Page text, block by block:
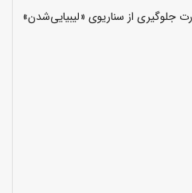
جلوگیری از سناریوی «لیبیایی‌شدن»